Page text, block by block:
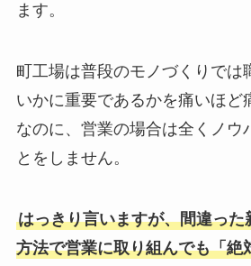
ます。
町工場は普段のモノづくりでは
いかに重要であるかを痛いほど
なのに、営業の場合は全くノウ
とをしません。
はっきり言いますが、間違った
方法で営業に取り組んでも「絶